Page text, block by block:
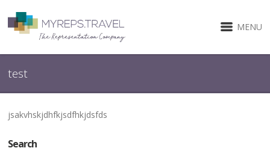
MENU
test
jsakvhskjdhfkjsdfhkjdsfds
Search